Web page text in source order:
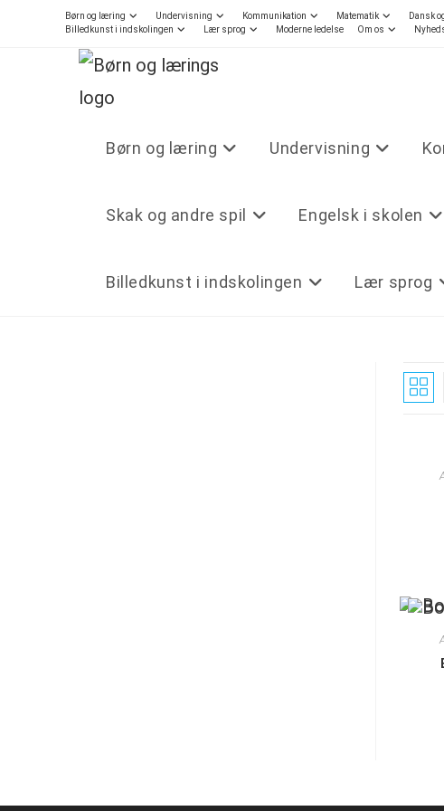
Børn og læring Undervisning Kommunikation Matematik Dansk
Billedkunst i indskolingen
Lær sprog Moderne ledelse Om os
Børn og læring Undervisning
Skak og andre spil Engelsk i skolen
Billedkunst i indskolingen Lær sprog